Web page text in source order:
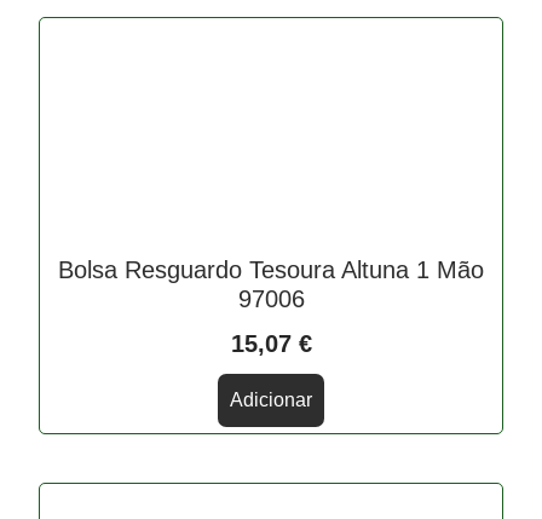
Bolsa Resguardo Tesoura Altuna 1 Mão
97006
15,07 €
Adicionar